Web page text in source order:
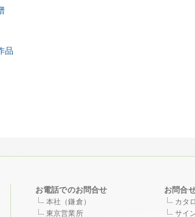
品
お電話でのお問合せ
本社（鎌倉）
東京営業所
お問合
カタ
サイ